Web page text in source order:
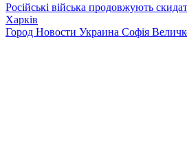
Російські війська продовжують
Харків
Город Новости Украина Софія